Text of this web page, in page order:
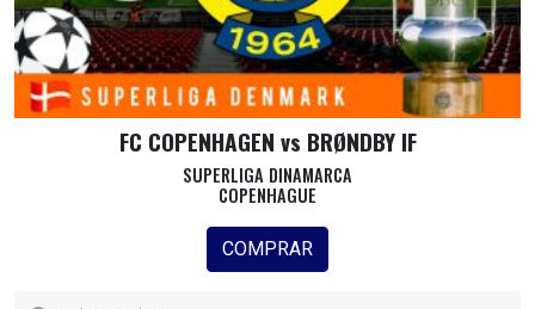
FC COPENHAGEN vs BRØNDBY IF
SUPERLIGA DINAMARCA
COPENHAGUE
COMPRAR